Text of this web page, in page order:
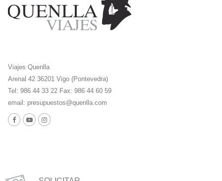
Viajes Quenlla
Arenal 42 36201 Vigo (Pontevedra)
Tel: 986 44 33 22 Fax: 986 44 60 59
email: presupuestos@quenlla.com